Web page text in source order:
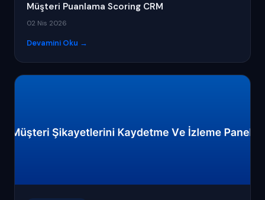
Müşteri Puanlama Scoring CRM
02 Nis 2026
Devamini Oku →